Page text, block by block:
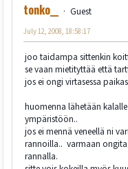
tonko__
Guest
July 12, 2008, 18:58:17
joo taidampa sittenkin
se vaan mietityttää että
jos ei ongi virtasessa
huomenna lähetään
ympäristöön..
jos ei mennä veneellä ni
rannoilla.. varmaan
rannalla.